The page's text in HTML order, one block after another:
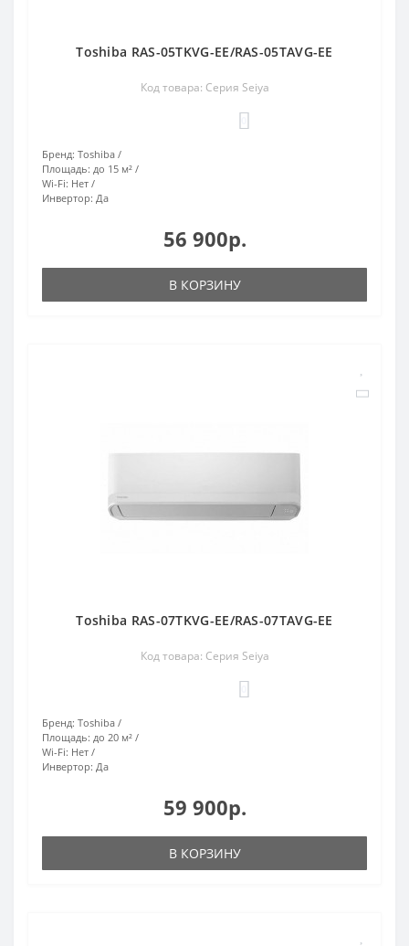
Toshiba RAS-05TKVG-EE/RAS-05TAVG-EE
Код товара: Серия Seiya
Бренд: Toshiba
Площадь: до 15 м²
Wi-Fi: Нет
Инвертор: Да
56 900р.
В КОРЗИНУ
Toshiba RAS-07TKVG-EE/RAS-07TAVG-EE
Код товара: Серия Seiya
Бренд: Toshiba
Площадь: до 20 м²
Wi-Fi: Нет
Инвертор: Да
59 900р.
В КОРЗИНУ